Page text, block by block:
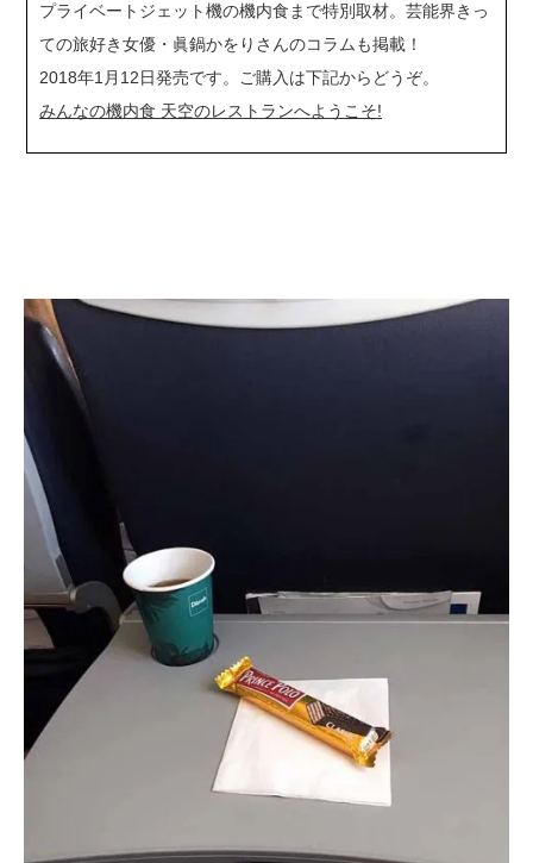
プライベートジェット機の機内食まで特別取材。芸能界きっ
ての旅好き女優・眞鍋かをりさんのコラムも掲載！
2018年1月12日発売です。ご購入は下記からどうぞ。
みんなの機内食 天空のレストランへようこそ!